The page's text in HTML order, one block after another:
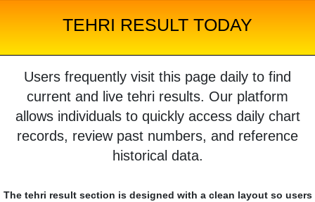
TEHRI RESULT TODAY
Users frequently visit this page daily to find
current and live tehri results. Our platform
allows individuals to quickly access daily chart
records, review past numbers, and reference
historical data.
The tehri result section is designed with a clean layout so users